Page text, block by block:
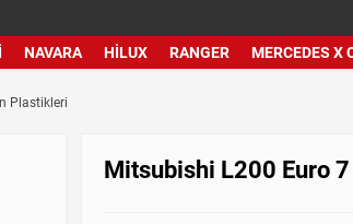
NAVARA HILUX RANGER MERCEDES X
Plastikleri
Mitsubishi L200 Euro